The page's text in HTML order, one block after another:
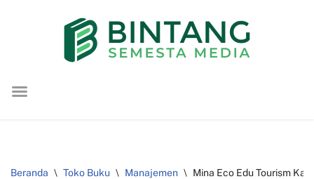
konten
Beranda \ Toko Buku \ Manajemen \ Mina Eco Edu Tourism